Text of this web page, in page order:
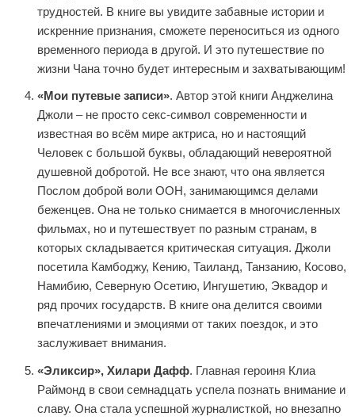
трудностей. В книге вы увидите забавные истории и
искренние признания, сможете переноситься из одного
временного периода в другой. И это путешествие по
жизни Чана точно будет интересным и захватывающим!
«Мои путевые записи». Автор этой книги Анджелина
Джоли – не просто секс-символ современности и
известная во всём мире актриса, но и настоящий
Человек с большой буквы, обладающий невероятной
душевной добротой. Не все знают, что она является
Послом доброй воли ООН, занимающимся делами
беженцев. Она не только снимается в многочисленных
фильмах, но и путешествует по разным странам, в
которых складывается критическая ситуация. Джоли
посетила Камбоджу, Кению, Таиланд, Танзанию, Косово,
Намибию, Северную Осетию, Ингушетию, Эквадор и
ряд прочих государств. В книге она делится своими
впечатлениями и эмоциями от таких поездок, и это
заслуживает внимания.
«Эликсир», Хилари Дафф. Главная героиня Клиа
Раймонд в свои семнадцать успела познать внимание и
славу. Она стала успешной журналисткой, но внезапно